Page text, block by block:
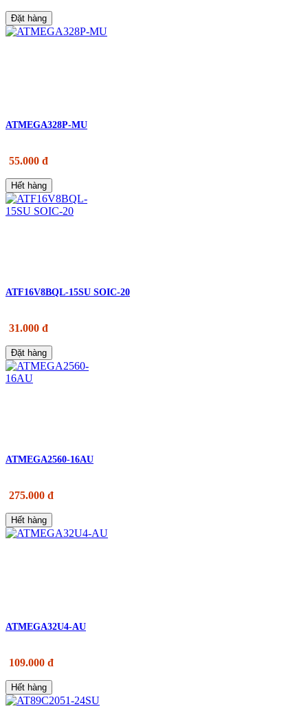
Đặt hàng
ATMEGA328P-MU
55.000 đ
Hết hàng
ATF16V8BQL-15SU SOIC-20
31.000 đ
Đặt hàng
ATMEGA2560-16AU
275.000 đ
Hết hàng
ATMEGA32U4-AU
109.000 đ
Hết hàng